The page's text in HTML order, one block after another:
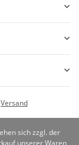
Versand
sich zzgl. der
unserer Waren